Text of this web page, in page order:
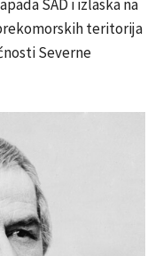
SAD i izlaska na
teritorija
Severne